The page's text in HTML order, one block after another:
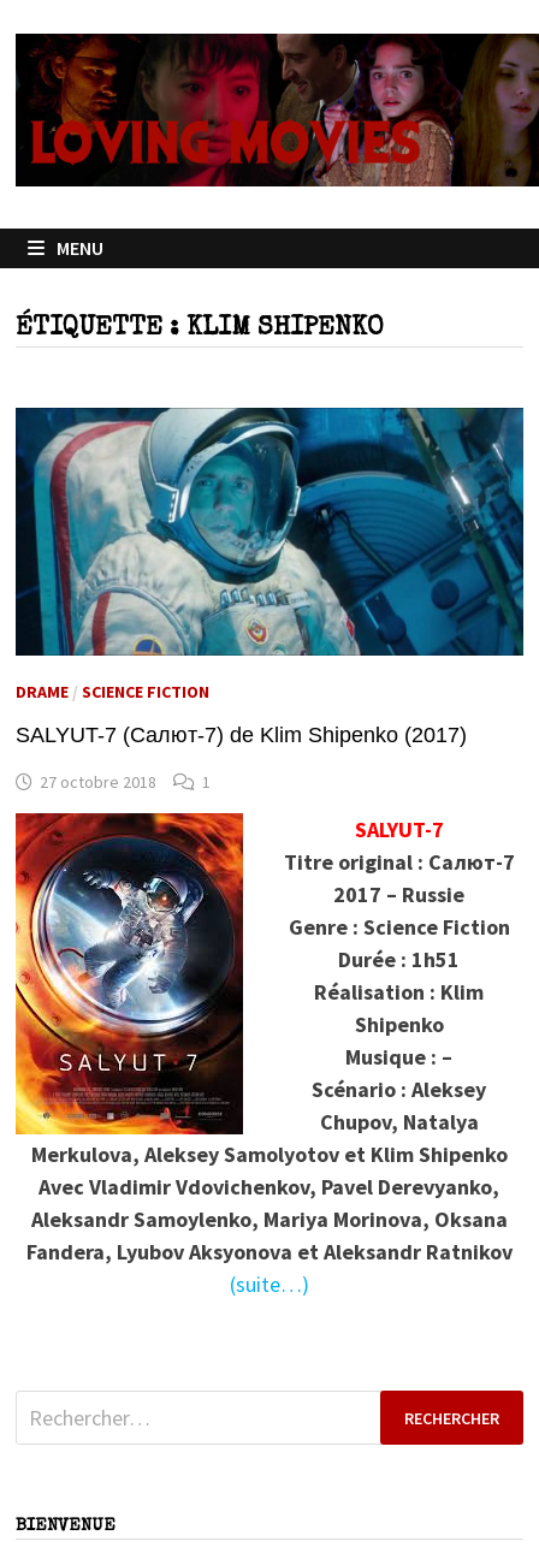
contenu
MENU
ÉTIQUETTE : KLIM SHIPENKO
DRAME/ SCIENCE FICTION
SALYUT-7 (Салют-7) de Klim Shipenko (2017)
27 octobre 2018 1
SALYUT-7
Titre original : Салют-7
2017 – Russie
Genre : Science Fiction
Durée : 1h51
Réalisation : Klim
Shipenko
Musique : –
Scénario : Aleksey
Chupov, Natalya
Merkulova, Aleksey Samolyotov et Klim Shipenko
Avec Vladimir Vdovichenkov, Pavel Derevyanko,
Aleksandr Samoylenko, Mariya Morinova, Oksana
Fandera, Lyubov Aksyonova et Aleksandr Ratnikov
(suite…)
Rechercher :
BIENVENUE